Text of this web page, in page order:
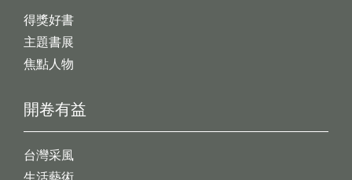
開卷有益
台灣采風
生活藝術
得獎好書
主題書展
焦點人物